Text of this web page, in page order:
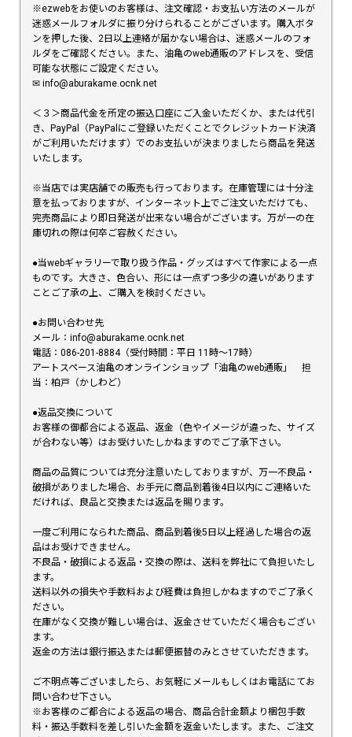
※ezwebをお使いのお客様は、注文確認・お支払い方法のメールが
迷惑メールフォルダに振り分けられることがございます。購入ボタ
ンを押した後、2日以上連絡が届かない場合は、迷惑メールのフォ
ルダをご確認ください。また、油亀のweb通販のアドレスを、受信
可能な状態にご設定ください。
✉︎ info@aburakame.ocnk.net
＜３＞商品代金を所定の振込口座にご入金いただくか、または代引
き、PayPal（PayPalにご登録いただくことでクレジットカード決済
がご利用いただけます）でのお支払いが決まりましたら商品を発送
いたします。
※当店では実店舗での販売も行っております。在庫管理には十分注
意を払っておりますが、インターネット上でご注文いただけても、
完売商品により即日発送が出来ない場合がございます。万が一の在
庫切れの際は何卒ご容赦ください。
●当webギャラリーで取り扱う作品・グッズはすべて作家による一点
ものです。大きさ、色合い、形には一点ずつ多少の違いがあります
ことご了承の上、ご購入を検討ください。
●お問い合わせ先
メール：info@aburakame.ocnk.net
電話：086-201-8884（受付時間：平日 11時〜17時）
アートスペース油亀のオンラインショップ「油亀のweb通販」 担
当：柏戸（かしわど）
●返品交換について
お客様の御都合による返品、返金（色やイメージが違った、サイズ
が合わない等）はお受けいたしかねますのでご了承下さい。
商品の品質については充分注意いたしておりますが、万一不良品・
破損がありました場合、お手元に商品到着後4日以内にご連絡いた
だければ、良品と交換または返品を賜ります。
一度ご利用になられた商品、商品到着後5日以上経過した場合の返
品はお受けできません。
不良品・破損による返品・交換の際は、送料を弊社にて負担いたし
ます。
送料以外の損失や手数料および経費は負担しかねますのでご了承く
ださい。
在庫がなく交換が難しい場合は、返金させていただく場合もござい
ます。
返金の方法は銀行振込または郵便振替のみとさせていただきます。
ご不明点等ございましたら、お気軽にメールもしくはお電話にてお
問い合わせ下さい。
※お客様のご都合による返品の場合、商品合計金額より梱包手数
料・振込手数料を差し引いた金額を返金いたします。また、ご注文